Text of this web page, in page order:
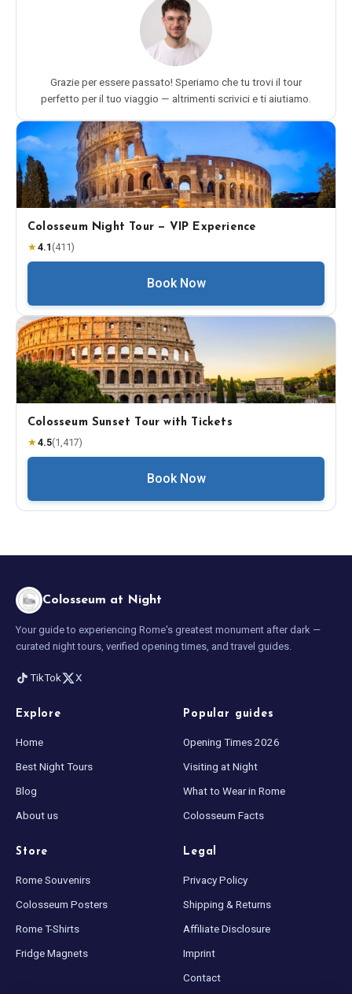
Grazie per essere passato! Speriamo che tu trovi il tour
perfetto per il tuo viaggio — altrimenti scrivici e ti aiutiamo.
Colosseum Night Tour — VIP Experience
★4.1 (411)
Book Now
Colosseum Sunset Tour with Tickets
★4.5(1,417)
Book Now
Colosseum at Night
Your guide to experiencing Rome's greatest monument after dark —
curated night tours, verified opening times, and travel guides.
TikTok X
Explore
Home
Best Night Tours
Blog
About us
Popular guides
Opening Times 2026
Visiting at Night
What to Wear in Rome
Colosseum Facts
Store
Rome Souvenirs
Colosseum Posters
Rome T-Shirts
Fridge Magnets
Legal
Privacy Policy
Shipping & Returns
Affiliate Disclosure
Imprint
Contact